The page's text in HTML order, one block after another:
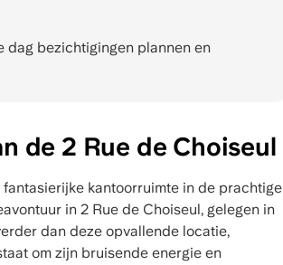
dag bezichtigingen plannen en
de 2 Rue de Choiseul
kantoorruimte in de prachtige
in 2 Rue de Choiseul, gelegen in
dan deze opvallende locatie,
om zijn bruisende energie en